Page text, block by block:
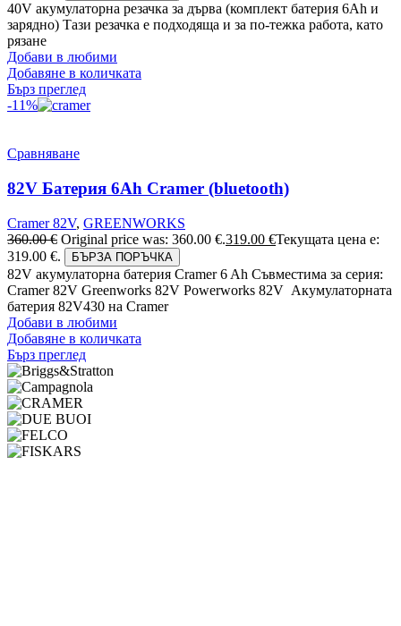
40V акумулаторна резачка за дърва (комплект батерия 6Ah и
зарядно) Тази резачка е подходяща и за по-тежка работа, като
рязане
Добави в любими
Добавяне в количката
Бърз преглед
-11%
Сравняване
82V Батерия 6Ah Cramer (bluetooth)
Cramer 82V, GREENWORKS
360.00€ Original price was: 360.00 €.319.00 €Текущата цена е:
319.00 €.
БЪРЗА ПОРЪЧКА
82V акумулаторна батерия Cramer 6 Ah Съвместима за серия:
Cramer 82V Greenworks 82V Powerworks 82V Акумулаторната
батерия 82V430 на Cramer
Добави в любими
Добавяне в количката
Бърз преглед